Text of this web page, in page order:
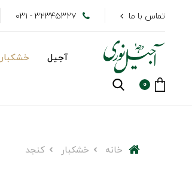
تماس با ما ۳۲۳۴۵۳۲۷ - ۰۳۱
آجیل خشکبار
0
خانه خشکبار کنجد